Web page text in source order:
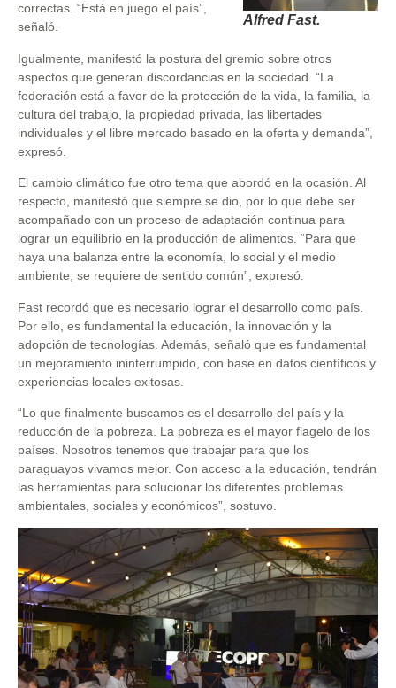
Alfred Fast.
correctas. “Está en juego el país”,
señaló.
Igualmente, manifestó la postura del gremio sobre otros
aspectos que generan discordancias en la sociedad. “La
federación está a favor de la protección de la vida, la familia, la
cultura del trabajo, la propiedad privada, las libertades
individuales y el libre mercado basado en la oferta y demanda”,
expresó.
El cambio climático fue otro tema que abordó en la ocasión. Al
respecto, manifestó que siempre se dio, por lo que debe ser
acompañado con un proceso de adaptación continua para
lograr un equilibrio en la producción de alimentos. “Para que
haya una balanza entre la economía, lo social y el medio
ambiente, se requiere de sentido común”, expresó.
Fast recordó que es necesario lograr el desarrollo como país.
Por ello, es fundamental la educación, la innovación y la
adopción de tecnologías. Además, señaló que es fundamental
un mejoramiento ininterrumpido, con base en datos científicos y
experiencias locales exitosas.
“Lo que finalmente buscamos es el desarrollo del país y la
reducción de la pobreza. La pobreza es el mayor flagelo de los
países. Nosotros tenemos que trabajar para que los
paraguayos vivamos mejor. Con acceso a la educación, tendrán
las herramientas para solucionar los diferentes problemas
ambientales, sociales y económicos”, sostuvo.